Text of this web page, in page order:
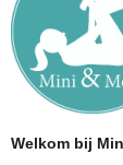
Welkom bij